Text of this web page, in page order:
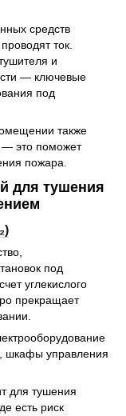
средств
ток.
и
— ключевые
под
также
— это поможет
пожара.
для тушения
под
углекислого
прекращает
шкафы управления
для тушения
есть риск